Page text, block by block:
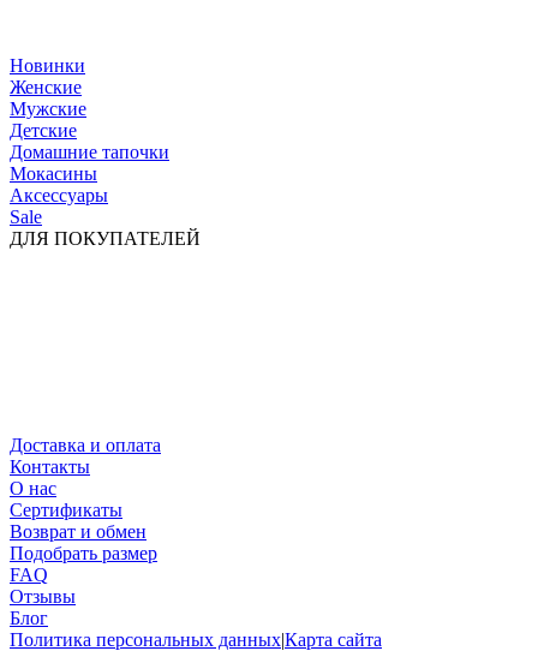
Новинки
Женские
Мужские
Детские
Домашние тапочки
Мокасины
Аксессуары
Sale
ДЛЯ ПОКУПАТЕЛЕЙ
Доставка и оплата
Контакты
О нас
Сертификаты
Возврат и обмен
Подобрать размер
FAQ
Отзывы
Блог
Политика персональных данных|Карта сайта